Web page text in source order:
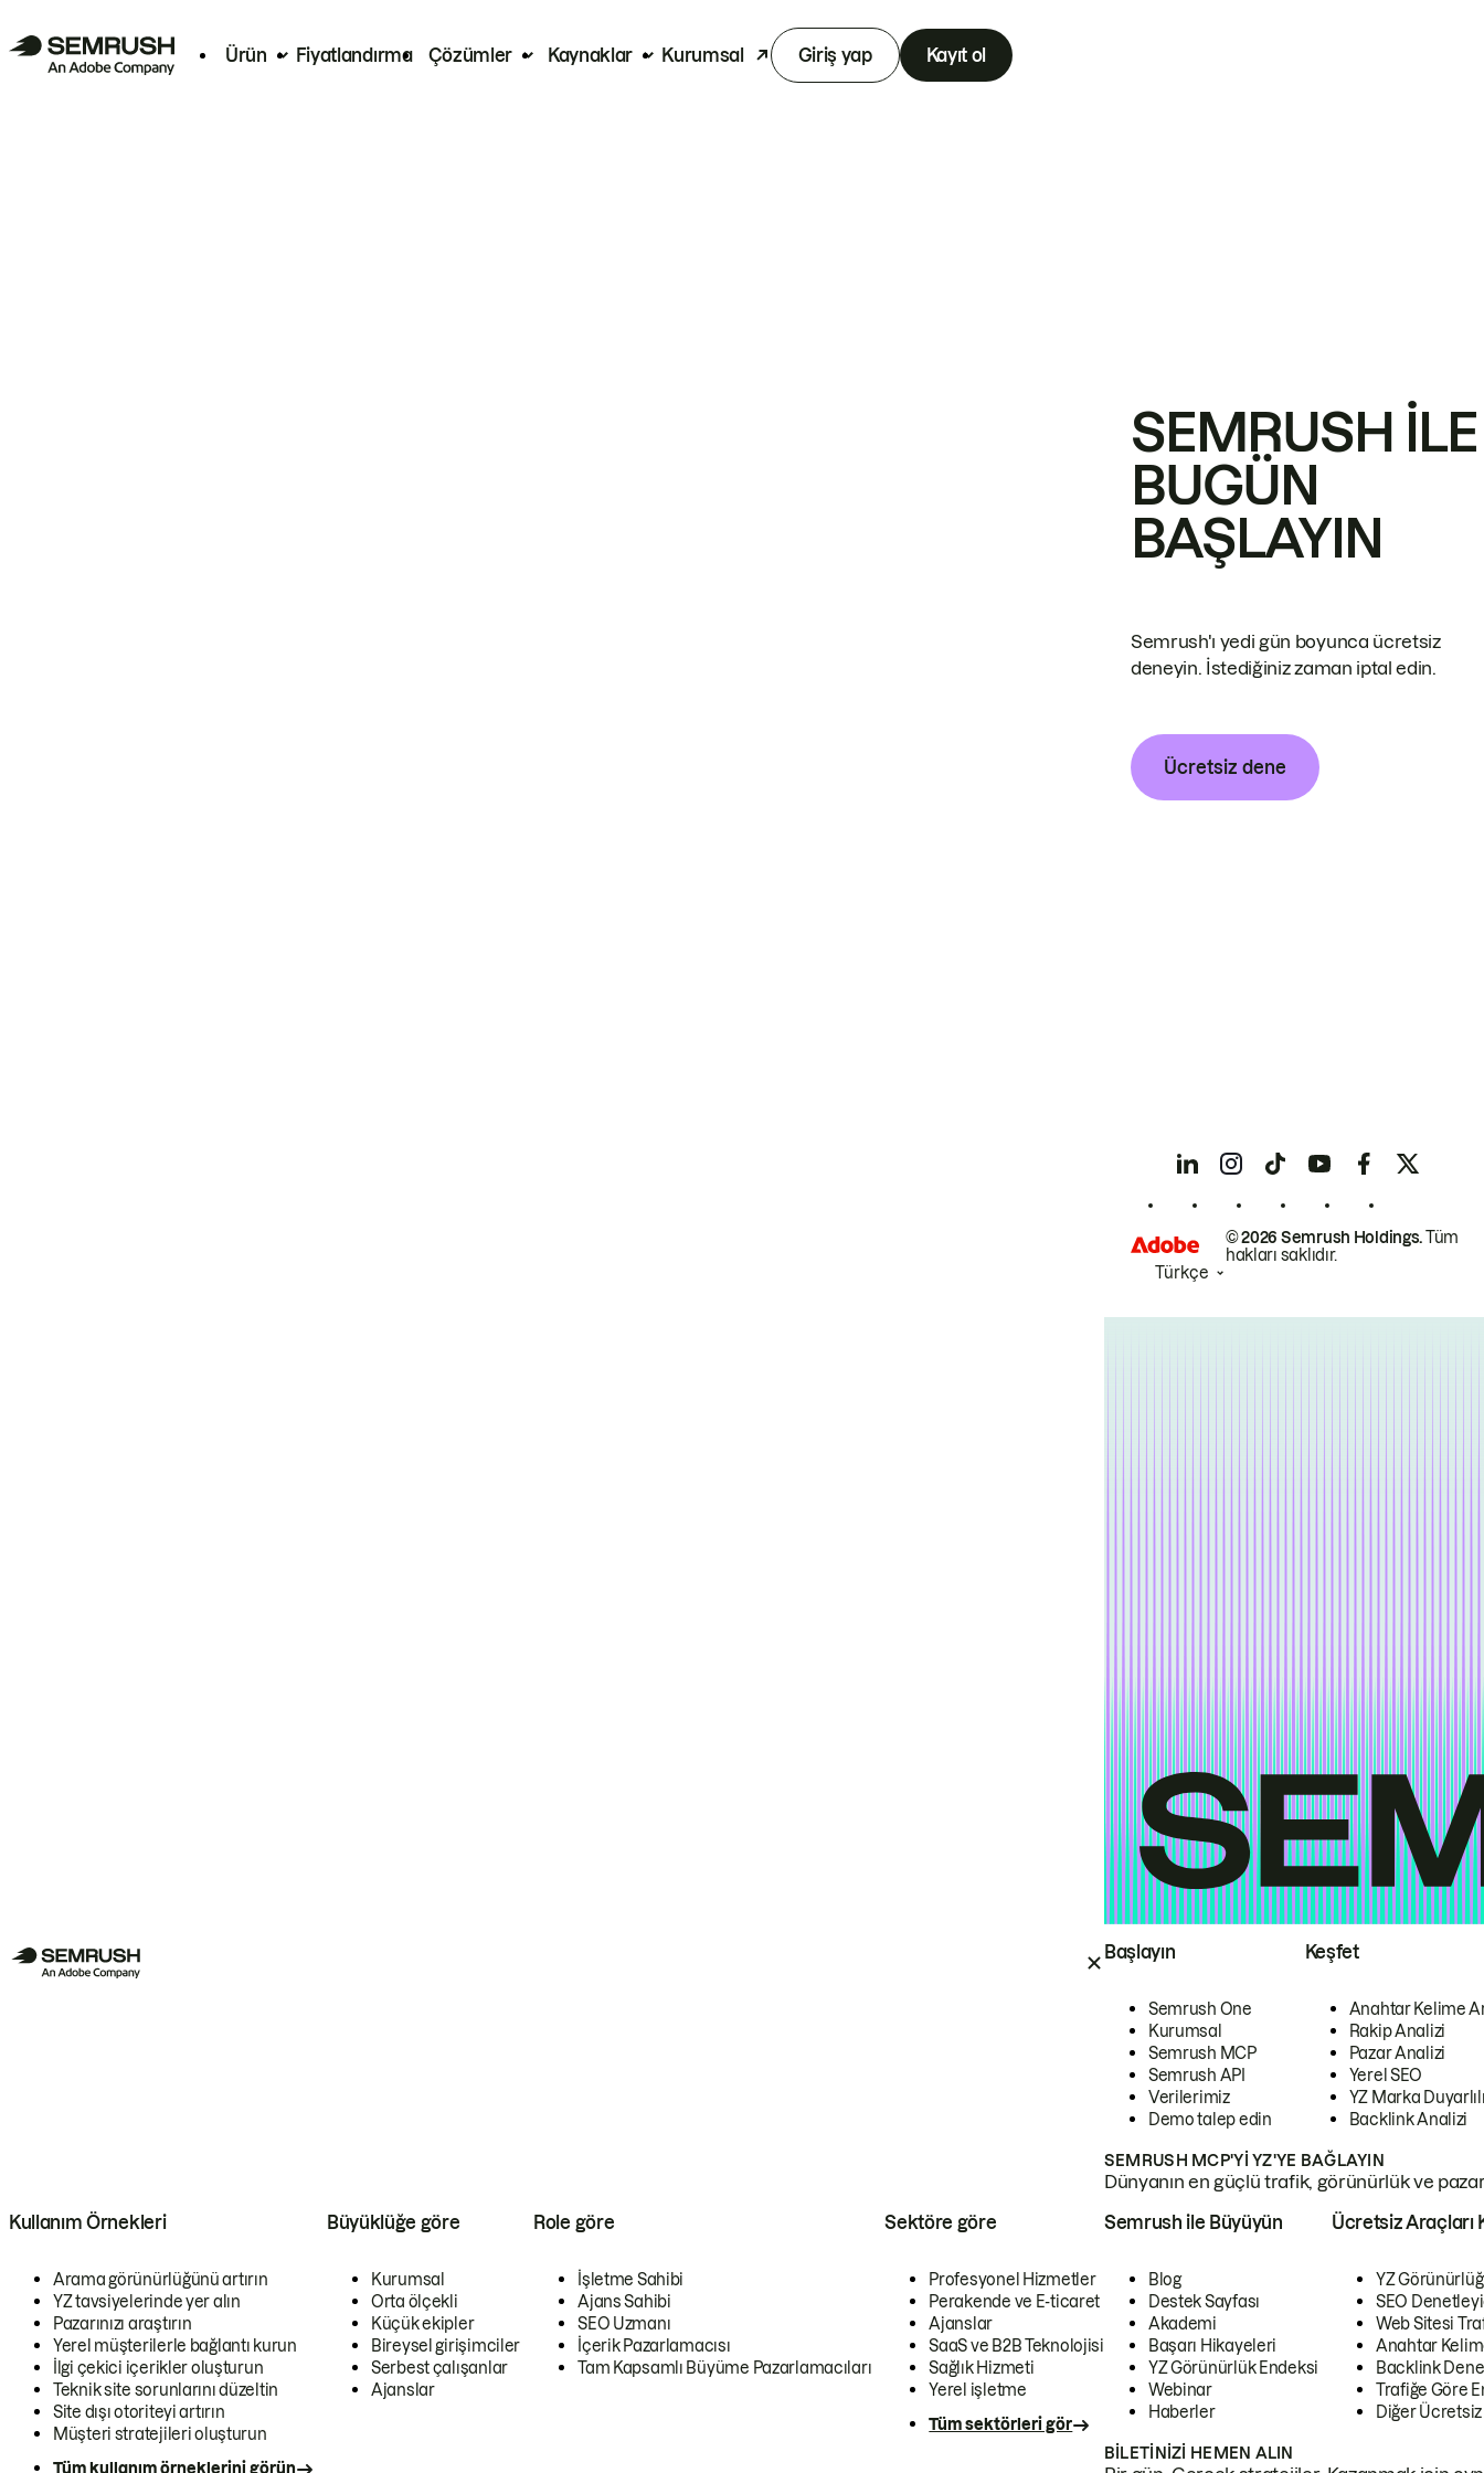
Ürün Fiyatlandırma Çözümler Kaynaklar Kurumsal Giriş yap Kayıt ol
Başlayın
Semrush One
Kurumsal
Semrush MCP
Semrush API
Verilerimiz
Demo talep edin
Keşfet
Anahtar Kelime
Rakip Analizi
Pazar Analizi
Yerel SEO
YZ Marka
Backlink Analizi
SEMRUSH MCP'YI YZ'YE BAĞLAYIN
Dünyanın en güçlü trafik, görünürlük ve
Kullanım Örnekleri
Arama görünürlüğünü artırın
YZ tavsiyelerinde yer alın
Pazarınızı araştırın
Yerel müşterilerle bağlantı kurun
İlgi çekici içerikler oluşturun
Teknik site sorunlarını düzeltin
Site dışı otoriteyi artırın
Müşteri stratejileri oluşturun
Tüm kullanım örneklerini görün
Büyüklüğe göre
Kurumsal
Orta ölçekli
Küçük ekipler
Bireysel girişimciler
Serbest çalışanlar
Ajanslar
Role göre
İşletme Sahibi
Ajans Sahibi
SEO Uzmanı
İçerik Pazarlamacısı
Tam Kapsamlı Büyüme Pazarlamacıları
Sektöre göre
Profesyonel Hizmetler
Perakende ve E-ticaret
Ajanslar
SaaS ve B2B Teknolojisi
Sağlık Hizmeti
Yerel işletme
Tüm sektörleri gör
Semrush ile Büyüyün
Blog
Destek Sayfası
Akademi
Başarı Hikayeleri
YZ Görünürlük Endeksi
Webinar
Haberler
Ücretsiz Araçları
YZ
SEO
Web Sitesi
Anahtar
Backlink
Trafiğe Göre
Diğer
BILETINIZI HEMEN ALIN
SEMRUSH ILE
BUGÜN
BAŞLAYIN
Semrush'ı yedi gün boyunca ücretsiz
deneyin. İstediğiniz zaman iptal edin.
Ücretsiz dene
© 2026 Semrush Holdings.Tüm
hakları saklıdır.
Türkçe